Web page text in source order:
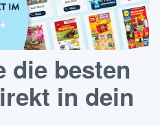
die besten
in dein